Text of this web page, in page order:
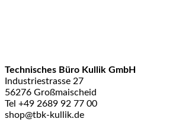
Technisches Büro Kullik GmbH
Industriestrasse 27
56276 Großmaischeid
Tel +49 2689 92 77 00
shop@tbk-kullik.de